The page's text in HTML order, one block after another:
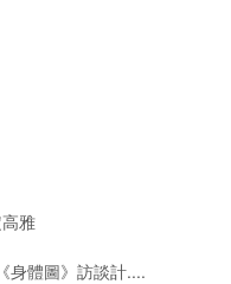
雅
身體圖》訪談計....